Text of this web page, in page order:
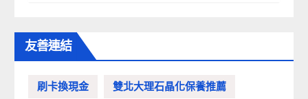
友善連結
刷卡換現金 雙北大理石晶化保養推薦